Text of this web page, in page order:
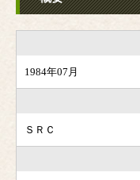
1984年07月
ＳＲＣ